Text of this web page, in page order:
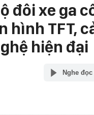
đôi xe ga
hình TFT,
hiện đại
Nghe đọc